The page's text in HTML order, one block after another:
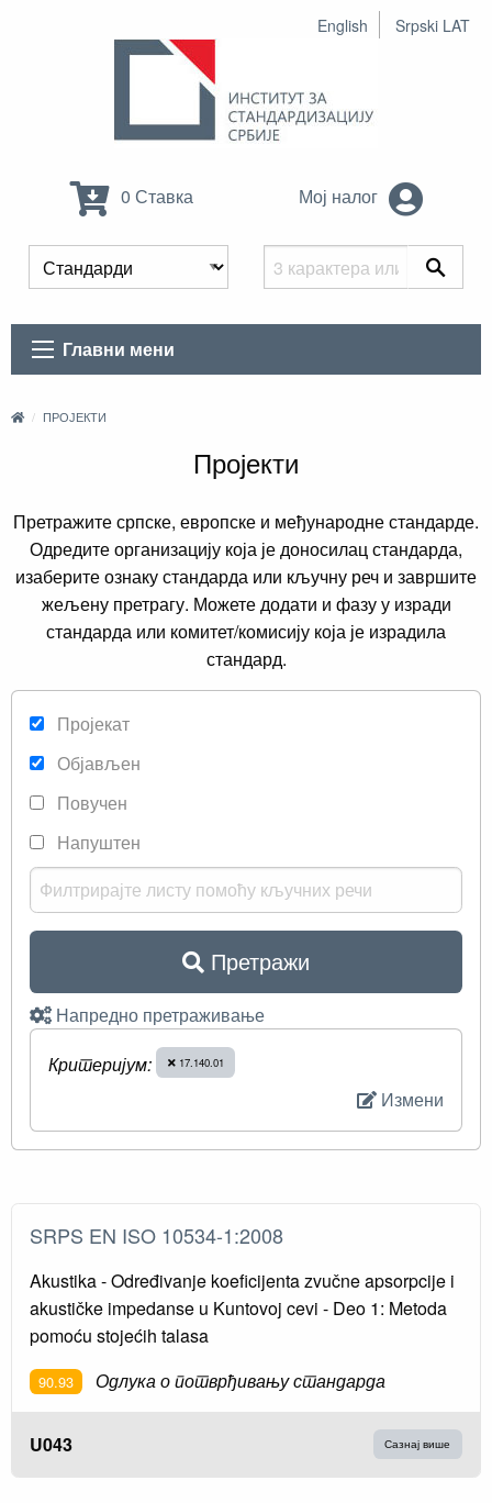
English Srpski LAT
0 Ставка Мој налог
Главни мени
ПРОЈЕКТИ
Пројекти
Претражите српске, европске и међународне стандарде.
Одредите организацију која је доносилац стандарда,
изаберите ознаку стандарда или кључну реч и завршите
жељену претрагу. Можете додати и фазу у изради
стандарда или комитет/комисију која је израдила
стандард.
Пројекат
Објављен
Повучен
Напуштен
Претражи
Напредно претраживање
Критеријум:
17.140.01
Измени
SRPS EN ISO 10534-1:2008
Akustika - Određivanje koeficijenta zvučne apsorpcije i
akustičke impedanse u Kuntovoj cevi - Deo 1: Metoda
pomoću stojećih talasa
90.93 Одлука о потврђивању стандарда
U043 Сазнај више